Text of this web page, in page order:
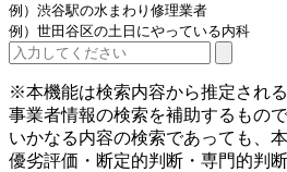
例）渋谷駅の水まわり修理業者
例）世田谷区の土日にやっている内科
※本機能は検索内容から推定され
事業者情報の検索を補助するもので
いかなる内容の検索であっても、
優劣評価・断定的判断・専門的判